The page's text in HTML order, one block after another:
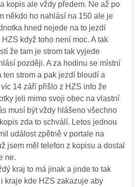
kopis ale vždy předem. Ne až po
někdo ho nahlásí na 150 ale je
hned nejede na to jezdí
když toho není moc. A tak
že tam je strom tak vyjede
později. A za hodinu se místní
ten strom a pak jezdí bloudí a
14 září přišlo z HZS info že
jeli mimo svoji obec na vlastní
musí být vždy hlášeno všechno
zda to schválí. Letos jednou
událost zpětně v portale na
jsem měl telefon z kopisu a dostal
ne.
kraj to má jinak a jinde to tak
kraje kde HZS zakazuje aby